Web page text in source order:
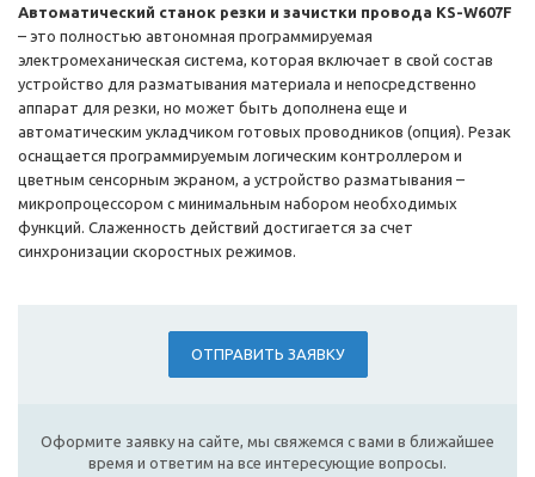
Автоматический станок резки и зачистки провода KS-W607F
– это полностью автономная программируемая
электромеханическая система, которая включает в свой состав
устройство для разматывания материала и непосредственно
аппарат для резки, но может быть дополнена еще и
автоматическим укладчиком готовых проводников (опция). Резак
оснащается программируемым логическим контроллером и
цветным сенсорным экраном, а устройство разматывания –
микропроцессором с минимальным набором необходимых
функций. Слаженность действий достигается за счет
синхронизации скоростных режимов.
ОТПРАВИТЬ ЗАЯВКУ
Оформите заявку на сайте, мы свяжемся с вами в ближайшее
время и ответим на все интересующие вопросы.